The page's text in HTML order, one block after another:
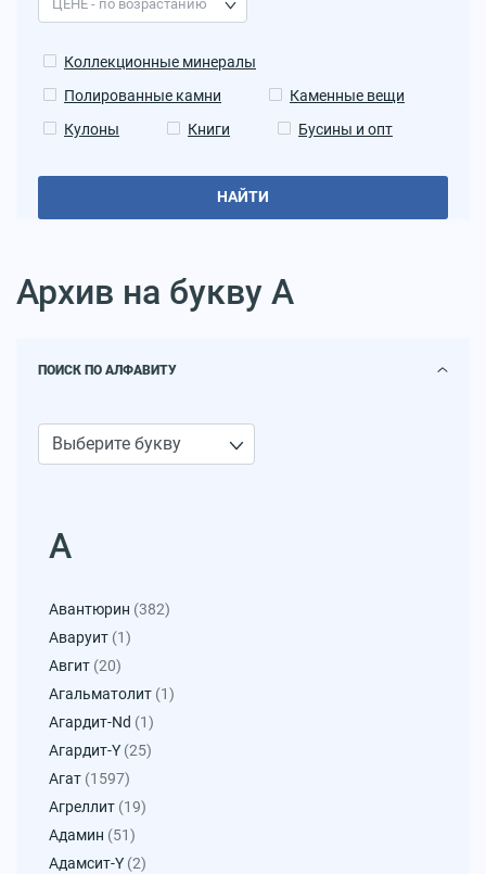
Коллекционные минералы
Полированные камни
Каменные вещи
Кулоны
Книги Бусины и опт
НАЙТИ
Архив на букву А
ПОИСК ПО АЛФАВИТУ
А
Авантюрин (382)
Аваруит (1)
Авгит (20)
Агальматолит (1)
Агардит-Nd (1)
Агардит-Y (25)
Агат (1597)
Агреллит (19)
Адамин (51)
Адамсит-Y (2)